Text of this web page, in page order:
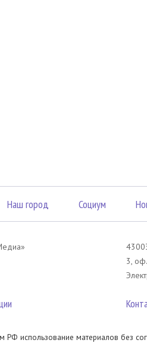
Наш город Социум
3,
РФ использование материалов без